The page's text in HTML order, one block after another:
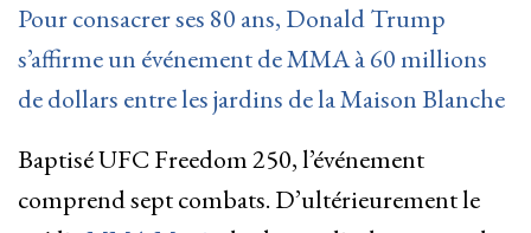
Pour consacrer ses 80 ans, Donald Trump
s’affirme un événement de MMA à 60 millions
de dollars entre les jardins de la Maison Blanche
Baptisé UFC Freedom 250, l’événement
comprend sept combats. D’ultérieurement le